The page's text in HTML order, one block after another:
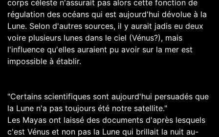
corps céleste n'assurait pas alors cette fonction de
régulation des océans qui est aujourd'hui dévolue à la
Lune. Selon d'autres sources, il y aurait jadis eu deux
voire plusieurs lunes dans le ciel (Vénus?), mais
l'influence qu'elles auraient pu avoir sur la mer est
impossible à établir.
"Certains scientifiques sont aujourd'hui persuadés que
la Lune n'a pas toujours été notre satellite."
Les Mayas ont laissé des documents d'après lesquels
c'est Vénus et non pas la Lune qui brillait la nuit au-